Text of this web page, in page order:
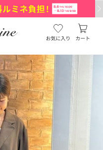
お気に入り カート